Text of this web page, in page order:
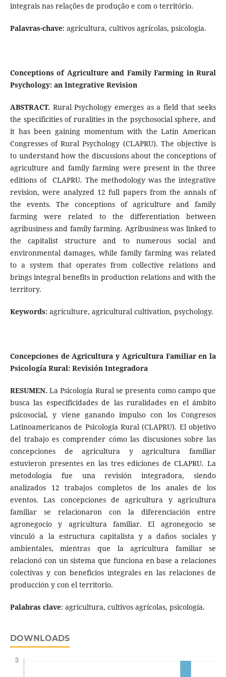
integrais nas relações de produção e com o território.
Palavras-chave: agricultura, cultivos agrícolas, psicologia.
Conceptions of Agriculture and Family Farming in Rural
Psychology: an Integrative Revision
ABSTRACT. Rural Psychology emerges as a field that seeks
the specificities of ruralities in the psychosocial sphere, and
it has been gaining momentum with the Latin American
Congresses of Rural Psychology (CLAPRU). The objective is
to understand how the discussions about the conceptions of
agriculture and family farming were present in the three
editions of CLAPRU. The methodology was the integrative
revision, were analyzed 12 full papers from the annals of
the events. The conceptions of agriculture and family
farming were related to the differentiation between
agribusiness and family farming. Agribusiness was linked to
the capitalist structure and to numerous social and
environmental damages, while family farming was related
to a system that operates from collective relations and
brings integral benefits in production relations and with the
territory.
Keywords: agriculture, agricultural cultivation, psychology.
Concepciones de Agricultura y Agricultura Familiar en la
Psicología Rural: Revisión Integradora
RESUMEN. La Psicología Rural se presenta como campo que
busca las especificidades de las ruralidades en el ámbito
psicosocial, y viene ganando impulso con los Congresos
Latinoamericanos de Psicología Rural (CLAPRU). El objetivo
del trabajo es comprender cómo las discusiones sobre las
concepciones de agricultura y agricultura familiar
estuvieron presentes en las tres ediciones de CLAPRU. La
metodología fue una revisión integradora, siendo
analizados 12 trabajos completos de los anales de los
eventos. Las concepciones de agricultura y agricultura
familiar se relacionaron con la diferenciación entre
agronegocio y agricultura familiar. El agronegocio se
vinculó a la estructura capitalista y a daños sociales y
ambientales, mientras que la agricultura familiar se
relacionó con un sistema que funciona en base a relaciones
colectivas y con beneficios integrales en las relaciones de
producción y con el territorio.
Palabras clave: agricultura, cultivos agrícolas, psicología.
DOWNLOADS